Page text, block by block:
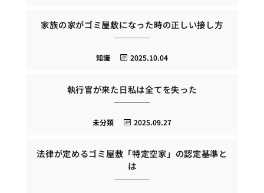
家族の家がゴミ屋敷になった時の正しい接し方
2025.10.04
知識
執行官が来た日私は全てを失った
2025.09.27
未分類
法律が定めるゴミ屋敷「特定空家」の認定基準と
は